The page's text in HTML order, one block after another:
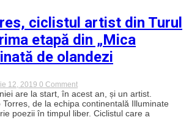
ciclistul artist din Turul
etapă din „Mica
de olandezi
12, 2019 0 Commenton
Rodolfo
Torres,
ciclistul
artist
are la start, în acest an, și un artist.
de la echipa continentală Illuminate
poezii în timpul liber. Ciclistul care a